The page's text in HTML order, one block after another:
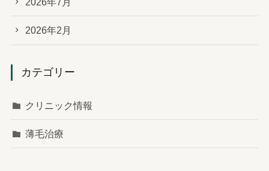
2026年2月
カテゴリー
クリニック情報
薄毛治療